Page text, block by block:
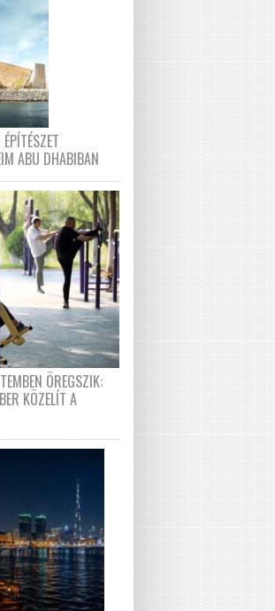
ABU DHABIBAN
ÖREGSZIK:
KÖZELÍT A